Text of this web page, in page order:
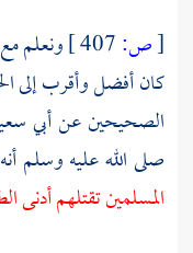
[ص: ونعلم
كان أفضل وأقرب إلى
الصحيحين عن أبي
صلى الله عليه وسلم
المسلمين تقتلهم أدنى